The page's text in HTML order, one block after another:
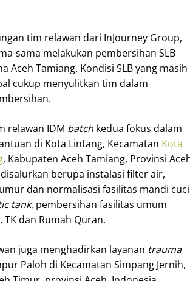
tim relawan dari InJourney Group,
sama melakukan pembersihan SLB
Aceh Tamiang. Kondisi SLB yang masih
cukup menyulitkan tim dalam
relawan IDM batch kedua fokus dalam
di Kota Lintang, Kecamatan Kota
, Kabupaten Aceh Tamiang, Provinsi
berupa instalasi filter air,
dan normalisasi fasilitas mandi cuci
tank, pembersihan fasilitas umum
dan Rumah Quran.
juga menghadirkan layanan trauma
Paloh di Kecamatan Simpang Jernih,